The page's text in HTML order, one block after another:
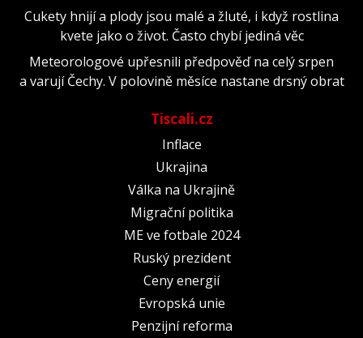
Cukety hnijí a plody jsou malé a žluté, i když rostlina
kvete jako o život. Často chybí jediná věc
Meteorologové upřesnili předpověď na celý srpen
a varují Čechy. V polovině měsíce nastane drsný obrat
Tiscali.cz
Inflace
Ukrajina
Válka na Ukrajině
Migrační politika
ME ve fotbale 2024
Ruský prezident
Ceny energií
Evropská unie
Penzijní reforma